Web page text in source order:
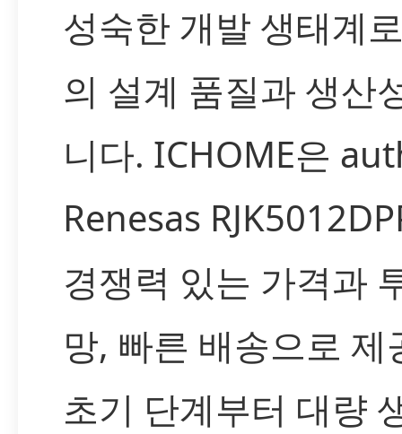
성숙한 개발 생태계
의 설계 품질과 생산
니다. ICHOME은
Renesas
경쟁력 있는 가격과
망, 빠른 배송으로
초기 단계부터 대량